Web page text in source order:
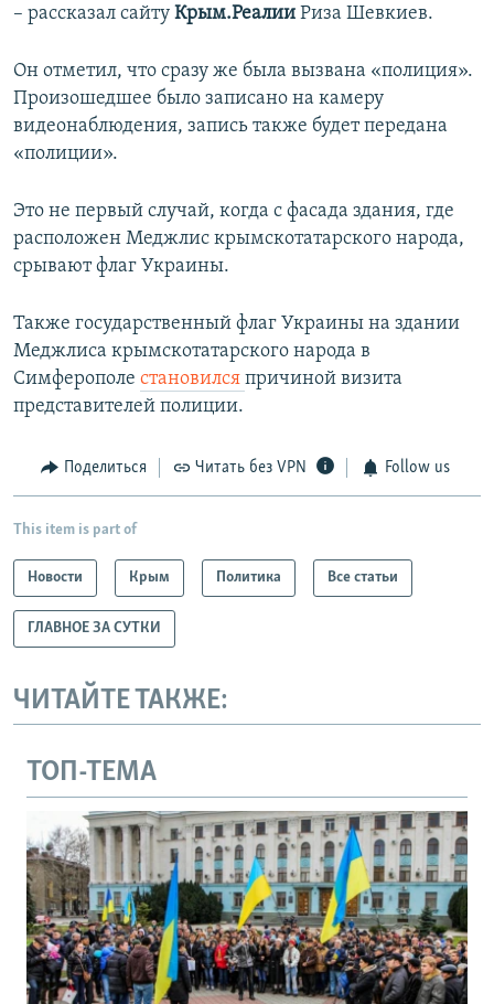
– рассказал сайту Крым.Реалии Риза Шевкиев.
Он отметил, что сразу же была вызвана «полиция».
Произошедшее было записано на камеру
видеонаблюдения, запись также будет передана
«полиции».
Это не первый случай, когда с фасада здания, где
расположен Меджлис крымскотатарского народа,
срывают флаг Украины.
Также государственный флаг Украины на здании
Меджлиса крымскотатарского народа в
Симферополе становился причиной визита
представителей полиции.
Поделиться Читать без VPN Follow us
This item is part of
Новости Крым Политика Все статьи
ГЛАВНОЕ ЗА СУТКИ
ЧИТАЙТЕ ТАКЖЕ:
ТОП-ТЕМА